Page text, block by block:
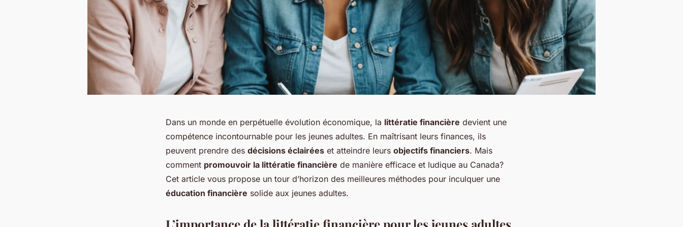
Dans un monde en perpétuelle évolution économique, la littératie financière devient une
compétence incontournable pour les jeunes adultes. En maîtrisant leurs finances, ils
peuvent prendre des décisions éclairées et atteindre leurs objectifs financiers. Mais
comment promouvoir la littératie financière de manière efficace et ludique au Canada?
Cet article vous propose un tour d’horizon des meilleures méthodes pour inculquer une
éducation financière solide aux jeunes adultes.